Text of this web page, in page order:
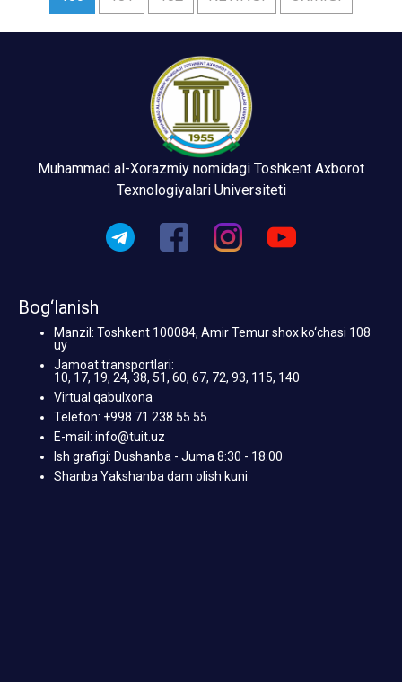
Muhammad al-Xorazmiy nomidagi Toshkent Axborot
Texnologiyalari Universiteti
Bog‘lanish
Manzil: Toshkent 100084, Amir Temur shox ko‘chasi 108
uy
Jamoat transportlari:
10, 17, 19, 24, 38, 51, 60, 67, 72, 93, 115, 140
Virtual qabulxona
Telefon: +998 71 238 55 55
E-mail: info@tuit.uz
Ish grafigi: Dushanba - Juma 8:30 - 18:00
Shanba Yakshanba dam olish kuni